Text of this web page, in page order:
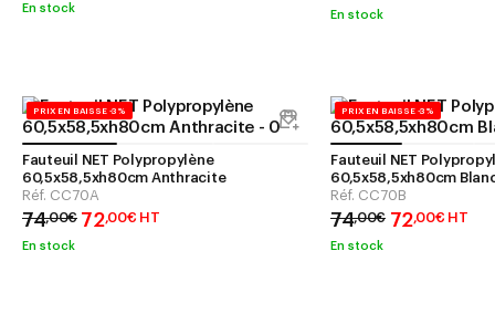
En stock
En stock
PRIX EN BAISSE -3%
Fauteuil NET Polypropylène
60,5x58,5xh80cm Anthracite
Réf. CC70A
74,00€ 72,00€ HT
En stock
PRIX EN BAISSE -3%
Fauteuil NET
60,5x58,5xh80cm
Réf. CC70B
74,00€ 72,00€ HT
En stock